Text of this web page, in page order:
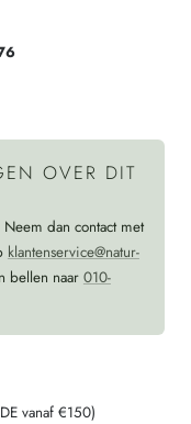
OVER DIT
dan contact met
klantenservice@natur-
bellen naar 010-
vanaf €150)